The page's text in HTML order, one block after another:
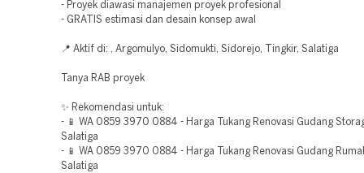
- Proyek diawasi manajemen proyek profesional
- GRATIS estimasi dan desain konsep awal
📍 Aktif di: , Argomulyo, Sidomukti, Sidorejo, Tingkir, Salatiga
Tanya RAB proyek
✨ Rekomendasi untuk:
- 📱 WA 0859 3970 0884 - Harga Tukang Renovasi Gudang
Salatiga
- 📱 WA 0859 3970 0884 - Harga Tukang Renovasi Gudang
Salatiga